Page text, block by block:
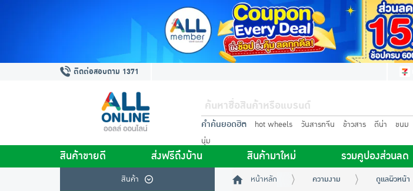
ติดต่อสอบถาม 1371
คำค้นยอดฮิต hot wheels วันสารทจีน ข้าวสาร ดีน่า ขนม
นุ่ม
สินค้าขายดี ส่งฟรีถึงบ้าน สินค้ามาใหม่ รวมคูปองส่วนลด
สินค้า หน้าหลัก ความงาม ดูแลผิวหน้า